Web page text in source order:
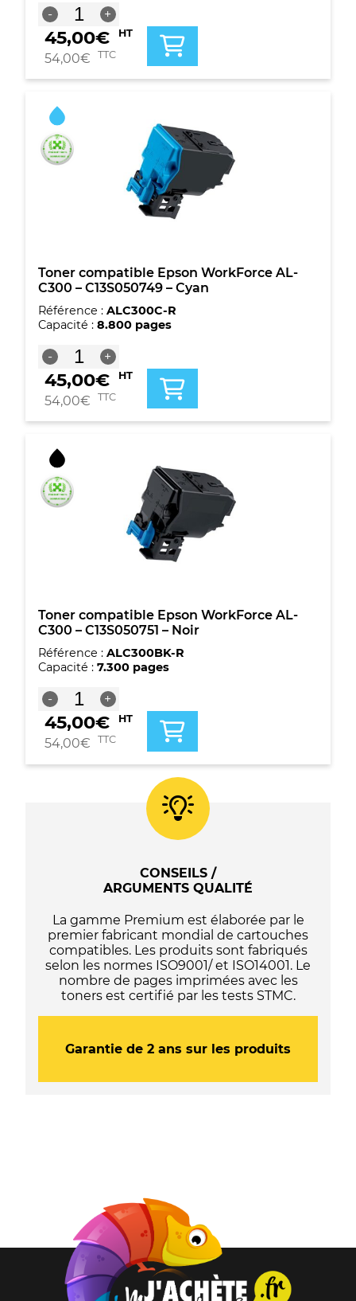
-
quantité
de
Toner
compatible
Epson
WorkForce
C300
-
C13S050748
-
+
45,00€ HT
54,00€ TTC
Toner compatible Epson WorkForce AL-
C300 – C13S050749 – Cyan
Référence : ALC300C-R
Capacité : 8.800 pages
-
quantité
de
Toner
compatible
Epson
WorkForce
C300
-
C13S050749
-
+
45,00€ HT
54,00€ TTC
Toner compatible Epson WorkForce AL-
C300 – C13S050751 – Noir
Référence : ALC300BK-R
Capacité : 7.300 pages
-
quantité
de
Toner
compatible
WorkForce
+
45,00€ HT
54,00€ TTC
CONSEILS /
ARGUMENTS QUALITÉ
La gamme Premium est élaborée par le
premier fabricant mondial de cartouches
compatibles. Les produits sont fabriqués
selon les normes ISO9001/ et ISO14001. Le
nombre de pages imprimées avec les
toners est certifié par les tests STMC.
Garantie de 2 ans sur les produits